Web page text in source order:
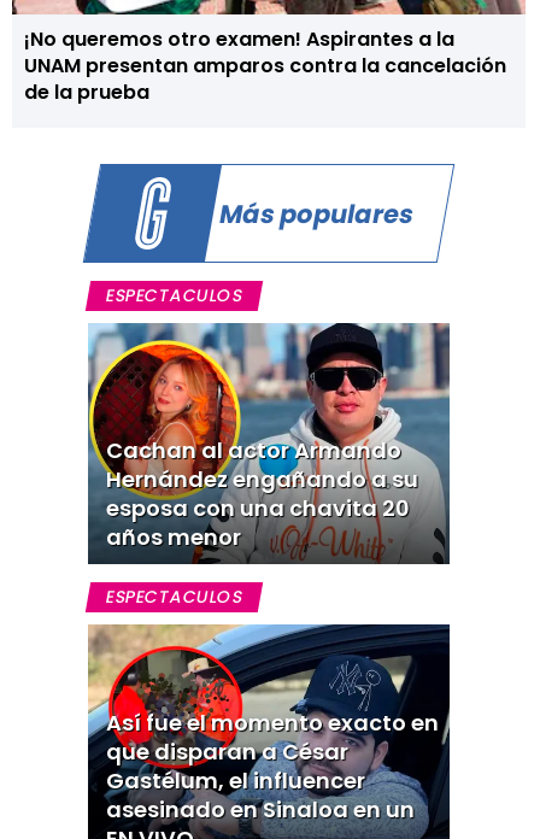
¡No queremos otro examen! Aspirantes a la
UNAM presentan amparos contra la cancelación
de la prueba
Más populares
ESPECTACULOS
Cachan al actor Armando
Hernández engañando a su
esposa con una chavita 20
años menor
ESPECTACULOS
Así fue el momento exacto en
que disparan a César
Gastélum, el influencer
asesinado en Sinaloa en un